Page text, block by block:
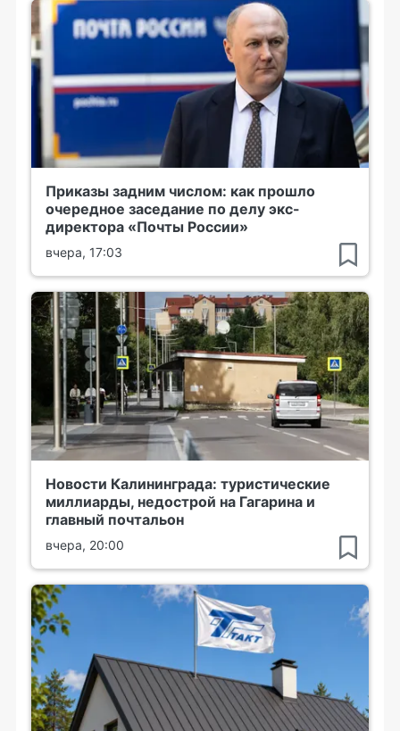
Приказы задним числом: как прошло
очередное заседание по делу экс-
директора «Почты России»
вчера, 17:03
Новости Калининграда: туристические
миллиарды, недострой на Гагарина и
главный почтальон
вчера, 20:00